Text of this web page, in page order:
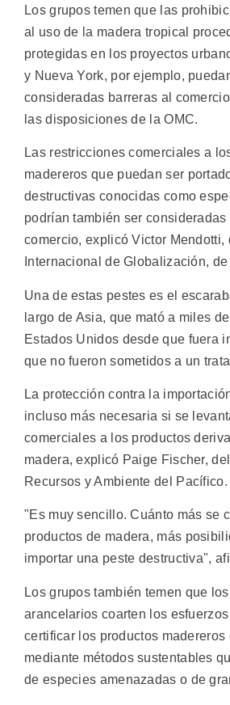
Los grupos temen que las
al uso de la madera tropical
protegidas en los proyectos
y Nueva York, por ejemplo,
consideradas barreras al
las disposiciones de la OMC.
Las restricciones comerciales a
madereros que puedan ser
destructivas conocidas como
podrían también ser consideradas
comercio, explicó Victor Mendotti,
Internacional de Globalización,
Una de estas pestes es el
largo de Asia, que mató a miles
Estados Unidos desde que fuera
que no fueron sometidos a un
La protección contra la
incluso más necesaria si se
comerciales a los productos
madera, explicó Paige Fischer,
Recursos y Ambiente del Pacífico.
"Es muy sencillo. Cuánto más se
productos de madera, más
importar una peste destructiva",
Los grupos también temen que
arancelarios coarten los
certificar los productos madereros
mediante métodos sustentables
de especies amenazadas o de